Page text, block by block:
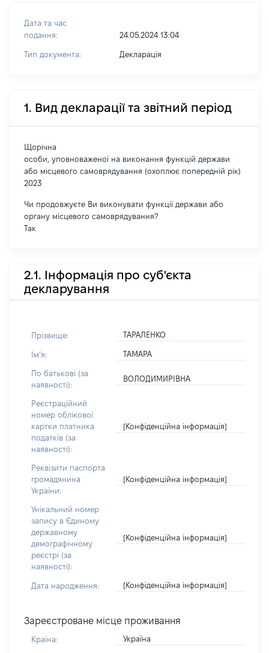
Дата та час
подання:
24.05.2024 13:04
Тип документа: Декларація
1. Вид декларації та звітний період
Щорічна
особи, уповноваженої на виконання функцій держави
або місцевого самоврядування (охоплює попередній рік)
2023
Чи продовжуєте Ви виконувати функції держави або
органу місцевого самоврядування?
Так
2.1. Інформація про суб'єкта
декларування
Прізвище: ТАРАЛЕНКО
Імʼя: ТАМАРА
По батькові (за
наявності):
ВОЛОДИМИРІВНА
Реєстраційний
номер облікової
картки платника
податків (за
наявності):
[Конфіденційна інформація]
Реквізити паспорта
громадянина
України:
[Конфіденційна інформація]
Унікальний номер
запису в Єдиному
державному
демографічному
реєстрі (за
наявності):
[Конфіденційна інформація]
Дата народження: [Конфіденційна інформація]
Зареєстроване місце проживання
Країна: Україна